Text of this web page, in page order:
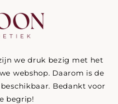
we druk bezig met het
webshop. Daarom is de
Bedankt voor
begrip!